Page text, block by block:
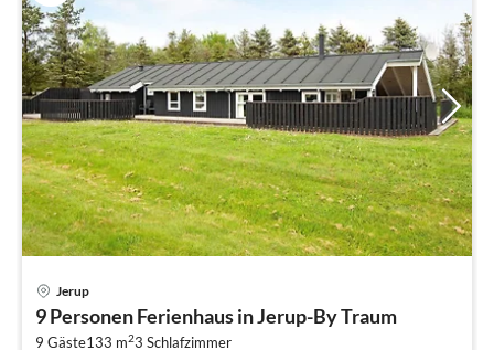
Jerup
9 Personen Ferienhaus in Jerup-By Traum
9 Gäste133 m23 Schlafzimmer